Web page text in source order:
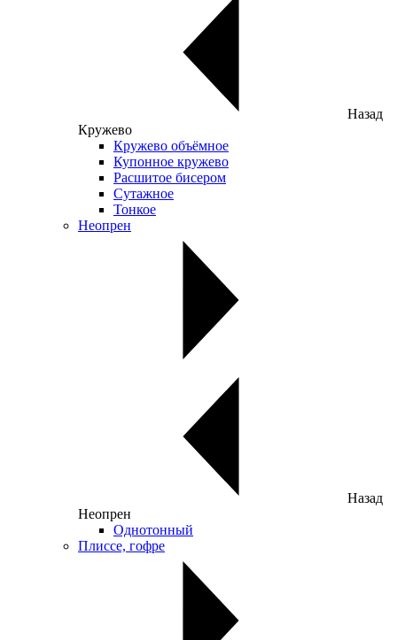
Назад
Кружево
Кружево объёмное
Купонное кружево
Расшитое бисером
Сутажное
Тонкое
Неопрен
Назад
Неопрен
Однотонный
Плиссе, гофре